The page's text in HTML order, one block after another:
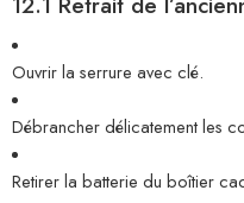
Ouvrir la serrure avec clé.
Débrancher délicatement les
Retirer la batterie du boîtier